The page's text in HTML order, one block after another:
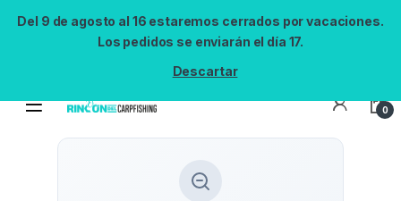
Del 9 de agosto al 16 estaremos cerrados por vacaciones.
Los pedidos se enviarán el día 17.
Descartar
0